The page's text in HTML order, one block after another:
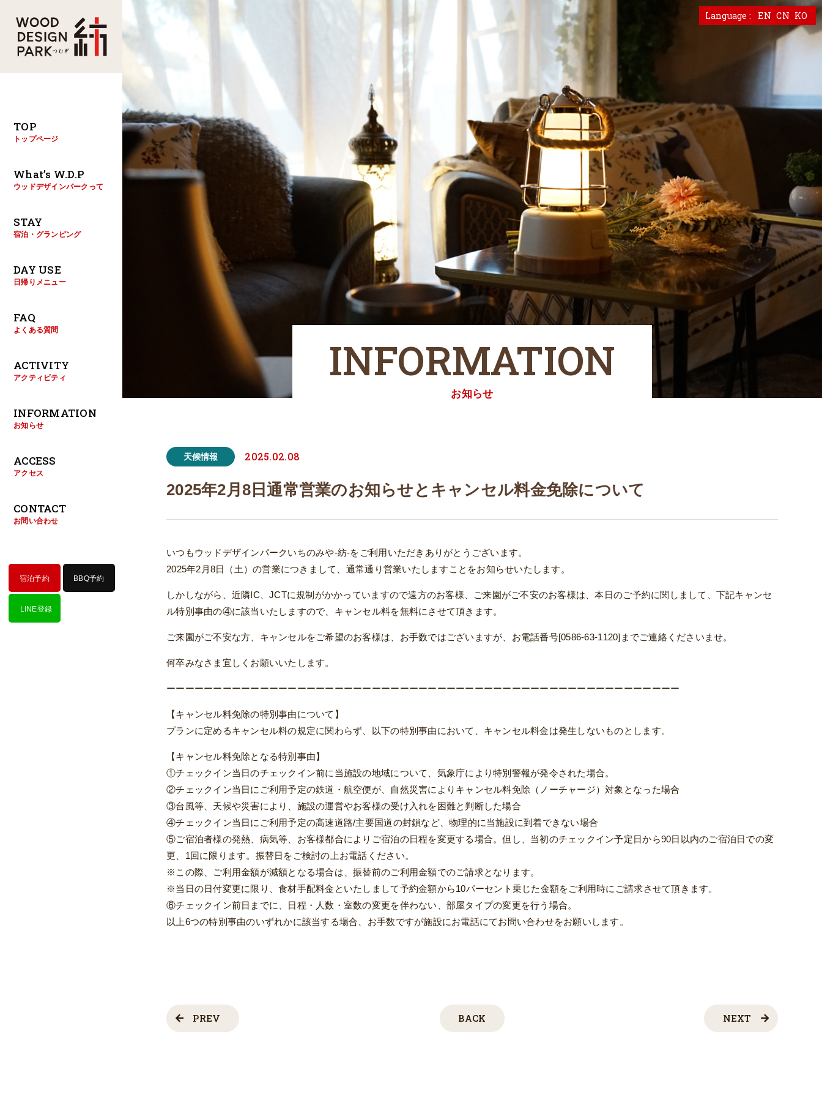
EN CN KO
TOP
トップページ
What’s W.D.P
ウッドデザインパークって
STAY
宿泊・グランピング
DAY USE
日帰りメニュー
FAQ
よくある質問
ACTIVITY
アクティビティ
INFORMATION
お知らせ
ACCESS
アクセス
CONTACT
お問い合わせ
宿泊予約 BBQ予約
LINE登録
INFORMATION
お知らせ
天候情報 2025.02.08
2025年2月8日通常営業のお知らせとキャンセル料金免除について
いつもウッドデザインパークいちのみや-紡-をご利用いただきありがとうございます。
2025年2月8日（土）の営業につきまして、通常通り営業いたしますことをお知らせいたします。
しかしながら、近隣IC、JCTに規制がかかっていますので遠方のお客様、ご来園がご不安のお客様は、本日のご予約に関しまして、下記キャンセ
ル特別事由の④に該当いたしますので、キャンセル料を無料にさせて頂きます。
ご来園がご不安な方、キャンセルをご希望のお客様は、お手数ではございますが、お電話番号[0586-63-1120]までご連絡くださいませ。
何卒みなさま宜しくお願いいたします。
ーーーーーーーーーーーーーーーーーーーーーーーーーーーーーーーーーーーーーーーーーーーーーーーーーーーーーーー
【キャンセル料免除の特別事由について】
プランに定めるキャンセル料の規定に関わらず、以下の特別事由において、キャンセル料金は発生しないものとします。
【キャンセル料免除となる特別事由】
①チェックイン当日のチェックイン前に当施設の地域について、気象庁により特別警報が発令された場合。
②チェックイン当日にご利用予定の鉄道・航空便が、自然災害によりキャンセル料免除（ノーチャージ）対象となった場合
③台風等、天候や災害により、施設の運営やお客様の受け入れを困難と判断した場合
④チェックイン当日にご利用予定の高速道路/主要国道の封鎖など、物理的に当施設に到着できない場合
⑤ご宿泊者様の発熱、病気等、お客様都合によりご宿泊の日程を変更する場合。但し、当初のチェックイン予定日から90日以内のご宿泊日での変
更、1回に限ります。振替日をご検討の上お電話ください。
※この際、ご利用金額が減額となる場合は、振替前のご利用金額でのご請求となります。
※当日の日付変更に限り、食材手配料金といたしまして予約金額から10パーセント乗じた金額をご利用時にご請求させて頂きます。
⑥チェックイン前日までに、日程・人数・室数の変更を伴わない、部屋タイプの変更を行う場合。
以上6つの特別事由のいずれかに該当する場合、お手数ですが施設にお電話にてお問い合わせをお願いします。
NEXT
BACK
PREV